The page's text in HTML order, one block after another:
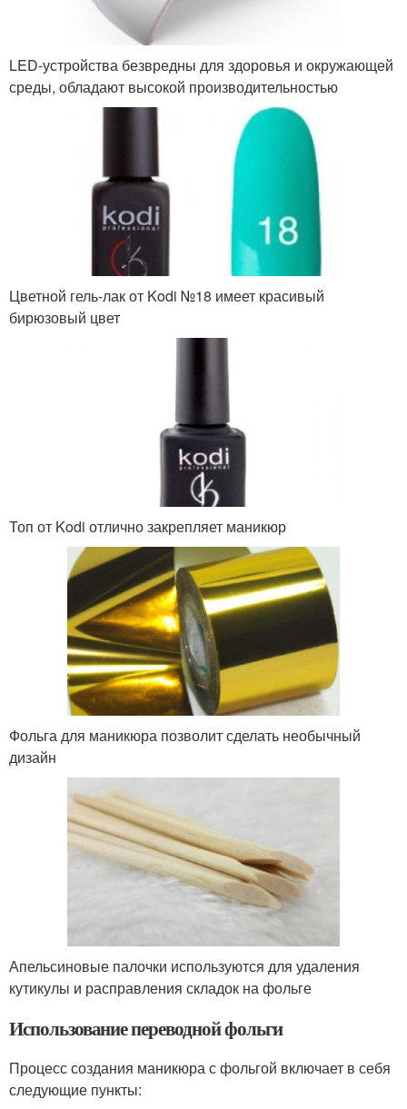
LED-устройства безвредны для здоровья и окружающей
среды, обладают высокой производительностью
Цветной гель-лак от Kodi №18 имеет красивый
бирюзовый цвет
Топ от Kodi отлично закрепляет маникюр
Фольга для маникюра позволит сделать необычный
дизайн
Апельсиновые палочки используются для удаления
кутикулы и расправления складок на фольге
Использование переводной фольги
Процесс создания маникюра с фольгой включает в себя
следующие пункты: